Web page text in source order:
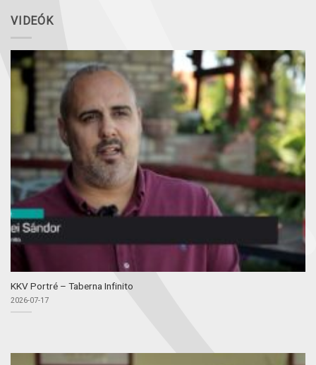
VIDEÓK
KKV Portré – Taberna Infinito
2026-07-17